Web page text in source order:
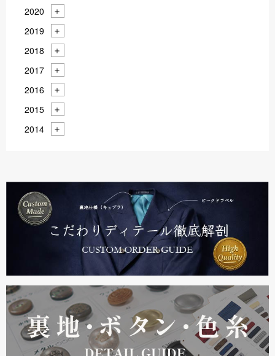
2020
2019
2018
2017
2016
2015
2014